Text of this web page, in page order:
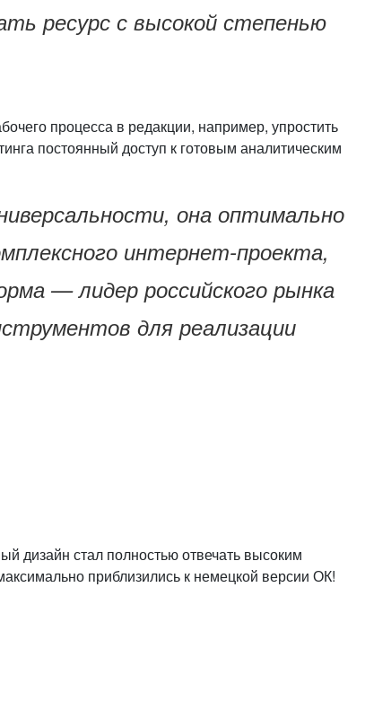
ресурс с высокой степенью
процесса в редакции, например, упростить
постоянный доступ к готовым аналитическим
она оптимально
интернет-проекта,
— лидер российского рынка
для реализации
дизайн стал полностью отвечать высоким
приблизились к немецкой версии ОК!